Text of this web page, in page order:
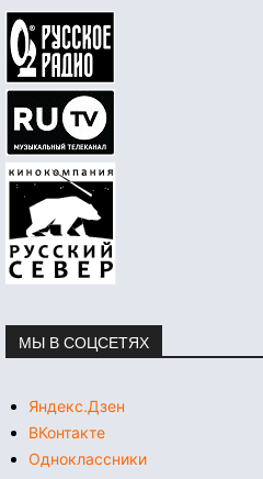
МЫ В СОЦСЕТЯХ
Яндекс.Дзен
ВКонтакте
Одноклассники